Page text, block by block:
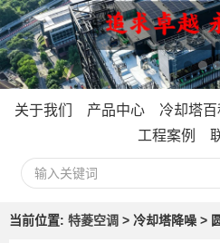
关于我们 产品中心 冷却塔百
工程案例
当前位置: 特菱空调 > 冷却塔降噪 >